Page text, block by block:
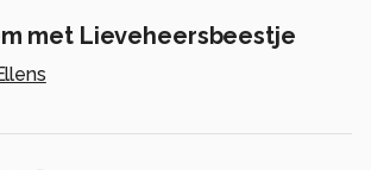
met Lieveheersbeestje